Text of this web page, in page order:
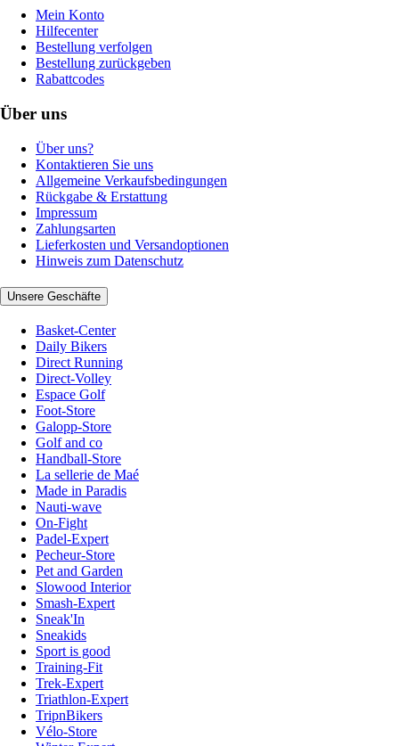
Mein Konto
Hilfecenter
Bestellung verfolgen
Bestellung zurückgeben
Rabattcodes
Über uns
Über uns?
Kontaktieren Sie uns
Allgemeine Verkaufsbedingungen
Rückgabe & Erstattung
Impressum
Zahlungsarten
Lieferkosten und Versandoptionen
Hinweis zum Datenschutz
Unsere Geschäfte
Basket-Center
Daily Bikers
Direct Running
Direct-Volley
Espace Golf
Foot-Store
Galopp-Store
Golf and co
Handball-Store
La sellerie de Maé
Made in Paradis
Nauti-wave
On-Fight
Padel-Expert
Pecheur-Store
Pet and Garden
Slowood Interior
Smash-Expert
Sneak'In
Sneakids
Sport is good
Training-Fit
Trek-Expert
Triathlon-Expert
TripnBikers
Vélo-Store